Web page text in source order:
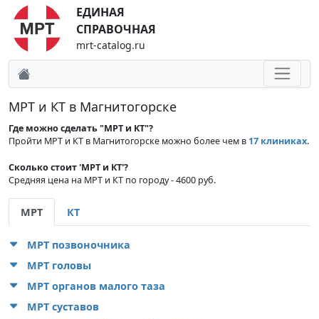
ЕДИНАЯ
СПРАВОЧНАЯ
mrt-catalog.ru
МРТ и КТ в Магнитогорске
Где можно сделать "МРТ и КТ"?
Пройти МРТ и КТ в Магнитогорске можно более чем в 17 клиниках.
Сколько стоит 'МРТ и КТ'?
Средняя цена на МРТ и КТ по городу - 4600 руб.
МРТ КТ
МРТ позвоночника
МРТ головы
МРТ органов малого таза
МРТ суставов